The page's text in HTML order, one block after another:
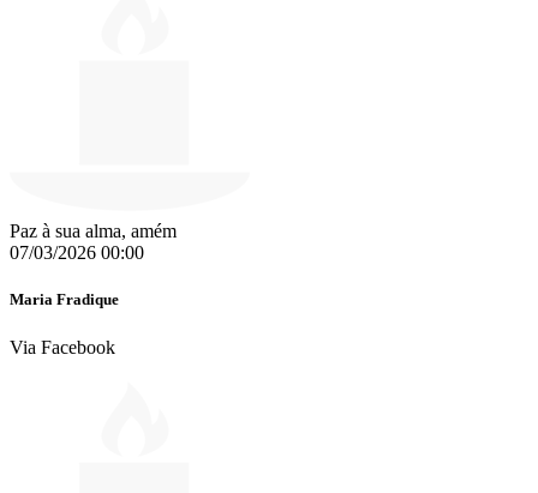
Paz à sua alma, amém
07/03/2026 00:00
Maria Fradique
Via Facebook